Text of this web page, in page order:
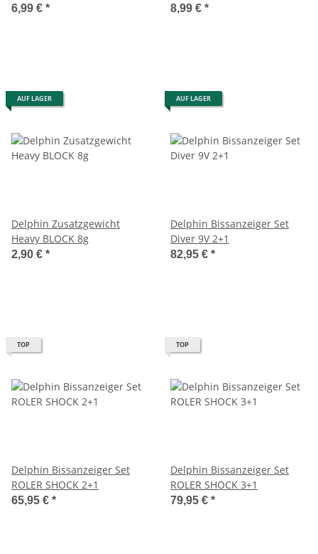
6,99 € * 8,99 € *
AUF LAGER
Delphin Zusatzgewicht
Heavy BLOCK 8g
2,90 € *
AUF LAGER
Delphin Bissanzeiger Set
Diver 9V 2+1
82,95 € *
TOP
Delphin Bissanzeiger Set
ROLER SHOCK 2+1
65,95 € *
TOP
Delphin Bissanzeiger Set
ROLER SHOCK 3+1
79,95 € *